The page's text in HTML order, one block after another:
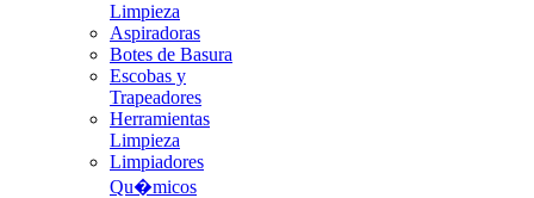
Limpieza
Aspiradoras
Botes de Basura
Escobas y
Trapeadores
Herramientas
Limpieza
Limpiadores
Qu�micos